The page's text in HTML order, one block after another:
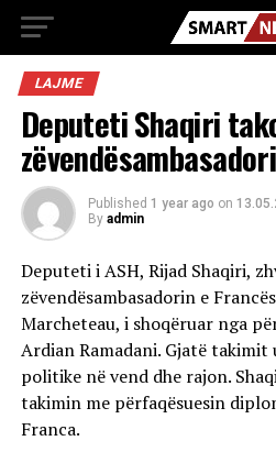
LAJME
Deputeti Shaqiri
Published 1 year ago on
By admin
Deputeti i ASH, Rijad Shaqiri,
zëvendësambasadorin e
Marcheteau, i shoqëruar nga
Ardian Ramadani. Gjatë
politike në vend dhe rajon.
takimin me përfaqësuesin
Franca.